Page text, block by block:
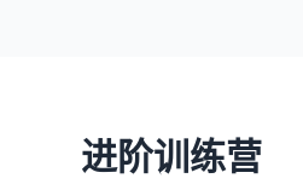
进阶训练营